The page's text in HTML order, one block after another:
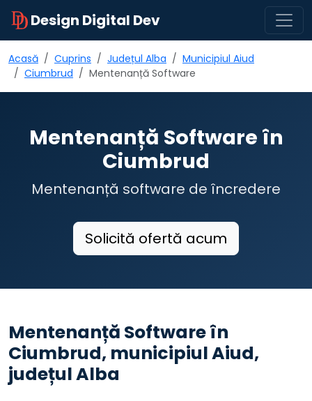
Design Digital Dev
Acasă Cuprins Județul Alba
Municipiul Aiud
Ciumbrud
Mentenanță Software
Mentenanță Software în
Ciumbrud
Mentenanță software de încredere
Solicită ofertă acum
Mentenanță Software în
Ciumbrud, municipiul Aiud,
județul Alba